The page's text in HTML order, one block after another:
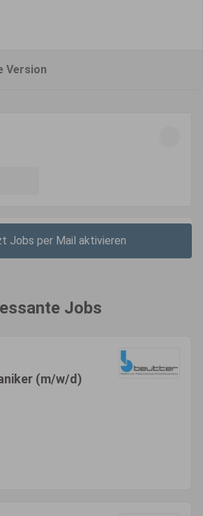
Version
Jobs per Mail aktivieren
Jobs
(m/w/d)